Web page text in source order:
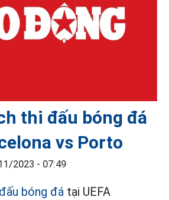
thi đấu bóng đá
vs Porto
2023 - 07:49
bóng đá tại UEFA